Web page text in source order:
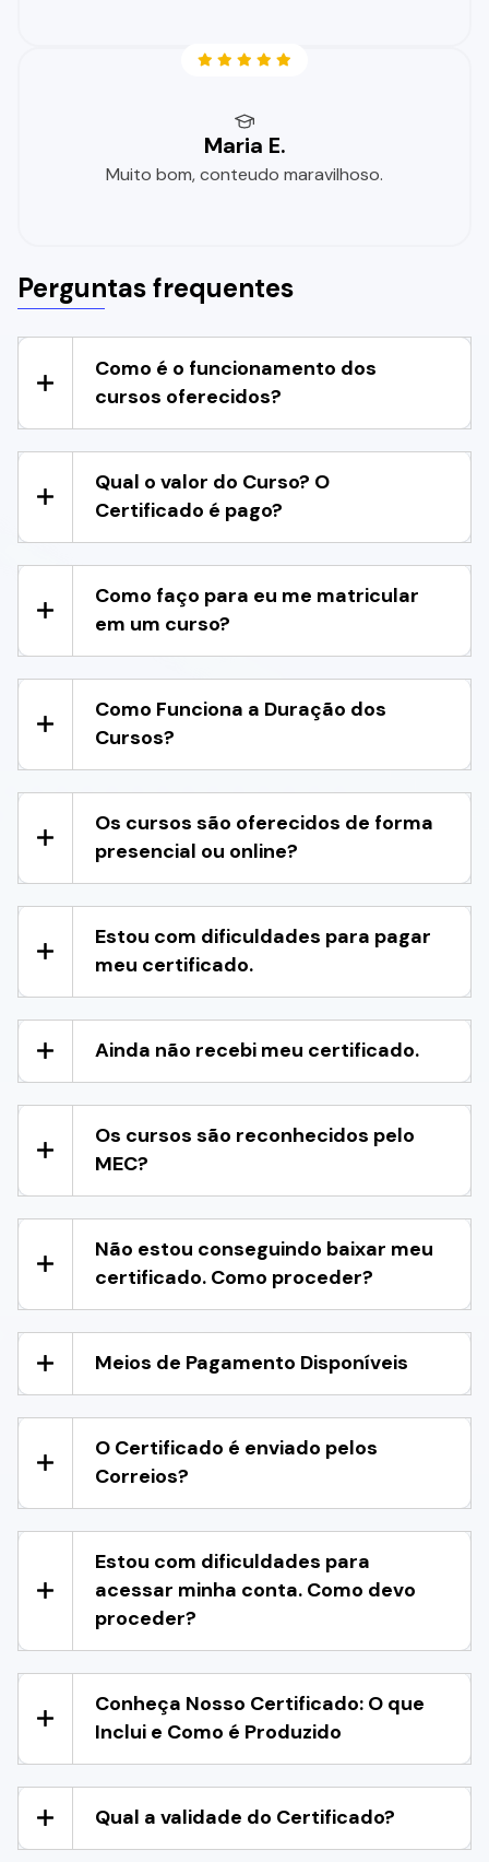
Maria E.
Muito bom, conteudo maravilhoso.
Perguntas frequentes
Como é o funcionamento dos
cursos oferecidos?
Qual o valor do Curso? O
Certificado é pago?
Como faço para eu me matricular
em um curso?
Como Funciona a Duração dos
Cursos?
Os cursos são oferecidos de forma
presencial ou online?
Estou com dificuldades para pagar
meu certificado.
Ainda não recebi meu certificado.
Os cursos são reconhecidos pelo
MEC?
Não estou conseguindo baixar meu
certificado. Como proceder?
Meios de Pagamento Disponíveis
O Certificado é enviado pelos
Correios?
Estou com dificuldades para
acessar minha conta. Como devo
proceder?
Conheça Nosso Certificado: O que
Inclui e Como é Produzido
Qual a validade do Certificado?